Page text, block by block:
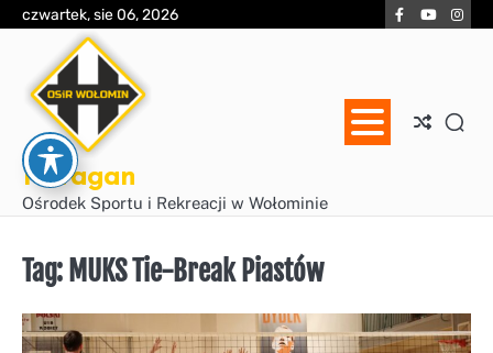
Skip
content
czwartek, sie 06, 2026 Facebook
YouTube
Huragan
Ośrodek Sportu i Rekreacji w Wołominie
Tag: MUKS Tie-Break Piastów